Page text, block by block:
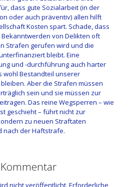
dass gute Sozialarbeit (in der
oder auch präventiv) allen hilft
Kosten spart. Schade, dass
von Delikten oft
Strafen gerufen wird und die
bleibt. Eine
und -durchführung auch harter
wohl Bestandteil unserer
Aber die Strafen müssen
sein und sie müssen zur
Das reine Wegsperren – wie
geschieht – führt nicht zur
zu neuen Straftaten
nach der Haftstrafe.
nicht veröffentlicht. Erforderliche